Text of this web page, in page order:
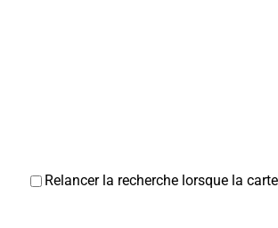
Relancer la recherche lorsque la